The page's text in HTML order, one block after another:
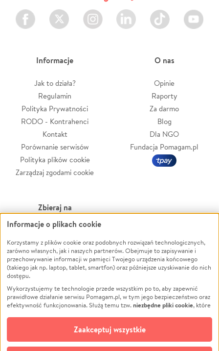
Facebook Twitter Instagram LinkedIn TikTok Youtube
Informacje
Jak to działa?
Regulamin
Polityka Prywatności
RODO - Kontrahenci
Kontakt
Porównanie serwisów
Polityka plików cookie
Zarządzaj zgodami cookie
O nas
Opinie
Raporty
Za darmo
Blog
Dla NGO
Fundacja Pomagam.pl
Zbieraj na
Leczenie
Zwierzęta
Pożar
Ukraina
Pomoc Finansowa
Projekty
Pogrzeb
Społeczność lokalna
Kultura
Powódź
Wichura
NGO
Edukacja
Podróż
Impreza
Ochrona środowiska
Biznes
Informacje o plikach cookie
Korzystamy z plików cookie oraz podobnych rozwiązań technologicznych,
zarówno własnych, jak i naszych partnerów. Obejmuje to zapisywanie i
przechowywanie informacji w pamięci Twojego urządzenia końcowego
(takiego jak np. laptop, tablet, smartfon) oraz późniejsze uzyskiwanie do nich
dostępu.
Wykorzystujemy te technologie przede wszystkim po to, aby zapewnić
prawidłowe działanie serwisu Pomagam.pl, w tym jego bezpieczeństwo oraz
efektywność funkcjonowania. Służą temu tzw.niezbędne pliki cookie, które
opcjonalnych plików cookie
technologii do celów analitycznych i retargetingowych. Możesz wyrazić
zgodę na ich stosowanie lub jej odmówić. W dowolnym momencie masz
Zaakceptuj wszystkie